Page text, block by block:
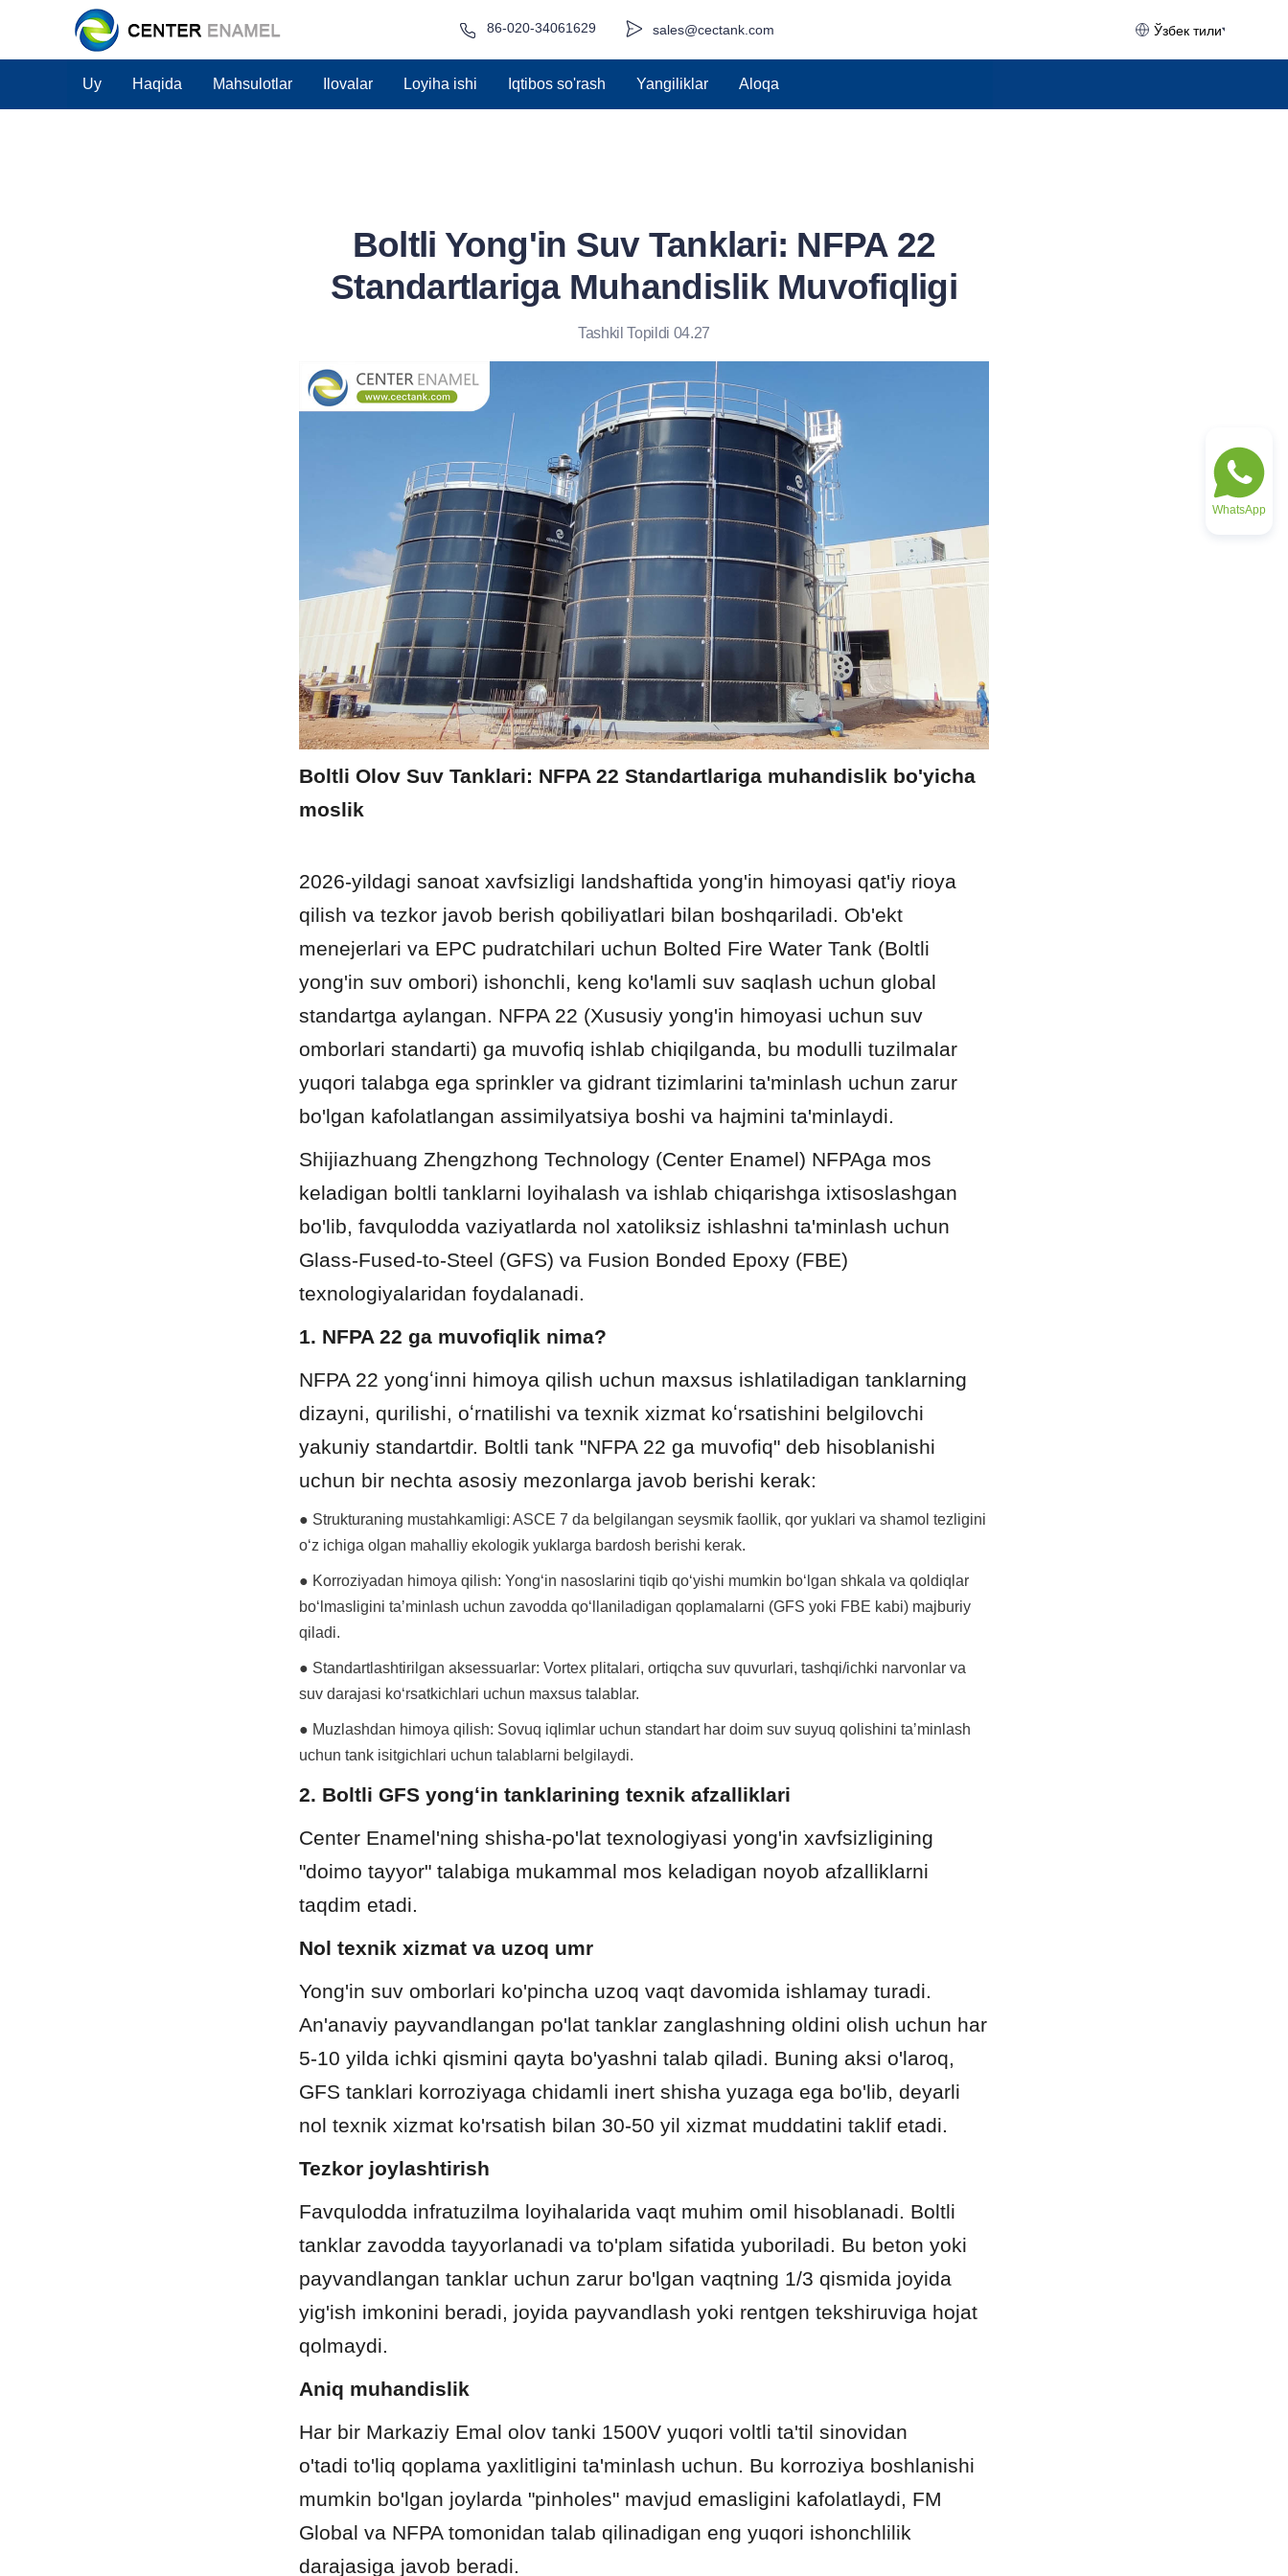
sales@cectank.com
86-020-34061629 Ўзбек тили
Uy Haqida Mahsulotlar Ilovalar Loyiha ishi Iqtibos so'rash Yangiliklar Aloqa
Boltli Yong'in Suv Tanklari: NFPA 22
Standartlariga Muhandislik Muvofiqligi
Tashkil Topildi 04.27
Boltli Olov Suv Tanklari: NFPA 22 Standartlariga muhandislik bo'yicha
moslik
2026-yildagi sanoat xavfsizligi landshaftida yong'in himoyasi qat'iy rioya
qilish va tezkor javob berish qobiliyatlari bilan boshqariladi. Ob'ekt
menejerlari va EPC pudratchilari uchun Bolted Fire Water Tank (Boltli
yong'in suv ombori) ishonchli, keng ko'lamli suv saqlash uchun global
standartga aylangan. NFPA 22 (Xususiy yong'in himoyasi uchun suv
omborlari standarti) ga muvofiq ishlab chiqilganda, bu modulli tuzilmalar
yuqori talabga ega sprinkler va gidrant tizimlarini ta'minlash uchun zarur
bo'lgan kafolatlangan assimilyatsiya boshi va hajmini ta'minlaydi.
Shijiazhuang Zhengzhong Technology (Center Enamel) NFPAga mos
keladigan boltli tanklarni loyihalash va ishlab chiqarishga ixtisoslashgan
bo'lib, favqulodda vaziyatlarda nol xatoliksiz ishlashni ta'minlash uchun
Glass-Fused-to-Steel (GFS) va Fusion Bonded Epoxy (FBE)
texnologiyalaridan foydalanadi.
1. NFPA 22 ga muvofiqlik nima?
NFPA 22 yongʻinni himoya qilish uchun maxsus ishlatiladigan tanklarning
dizayni, qurilishi, oʻrnatilishi va texnik xizmat koʻrsatishini belgilovchi
yakuniy standartdir. Boltli tank "NFPA 22 ga muvofiq" deb hisoblanishi
uchun bir nechta asosiy mezonlarga javob berishi kerak:
● Strukturaning mustahkamligi: ASCE 7 da belgilangan seysmik faollik, qor yuklari va shamol tezligini
oʻz ichiga olgan mahalliy ekologik yuklarga bardosh berishi kerak.
● Korroziyadan himoya qilish: Yongʻin nasoslarini tiqib qoʻyishi mumkin boʻlgan shkala va qoldiqlar
boʻlmasligini taʼminlash uchun zavodda qoʻllaniladigan qoplamalarni (GFS yoki FBE kabi) majburiy
qiladi.
● Standartlashtirilgan aksessuarlar: Vortex plitalari, ortiqcha suv quvurlari, tashqi/ichki narvonlar va
suv darajasi koʻrsatkichlari uchun maxsus talablar.
● Muzlashdan himoya qilish: Sovuq iqlimlar uchun standart har doim suv suyuq qolishini taʼminlash
uchun tank isitgichlari uchun talablarni belgilaydi.
2. Boltli GFS yongʻin tanklarining texnik afzalliklari
Center Enamel'ning shisha-po'lat texnologiyasi yong'in xavfsizligining
"doimo tayyor" talabiga mukammal mos keladigan noyob afzalliklarni
taqdim etadi.
Nol texnik xizmat va uzoq umr
Yong'in suv omborlari ko'pincha uzoq vaqt davomida ishlamay turadi.
An'anaviy payvandlangan po'lat tanklar zanglashning oldini olish uchun har
5-10 yilda ichki qismini qayta bo'yashni talab qiladi. Buning aksi o'laroq,
GFS tanklari korroziyaga chidamli inert shisha yuzaga ega bo'lib, deyarli
nol texnik xizmat ko'rsatish bilan 30-50 yil xizmat muddatini taklif etadi.
Tezkor joylashtirish
Favqulodda infratuzilma loyihalarida vaqt muhim omil hisoblanadi. Boltli
tanklar zavodda tayyorlanadi va to'plam sifatida yuboriladi. Bu beton yoki
payvandlangan tanklar uchun zarur bo'lgan vaqtning 1/3 qismida joyida
yig'ish imkonini beradi, joyida payvandlash yoki rentgen tekshiruviga hojat
qolmaydi.
Aniq muhandislik
Har bir Markaziy Emal olov tanki 1500V yuqori voltli ta'til sinovidan
o'tadi to'liq qoplama yaxlitligini ta'minlash uchun. Bu korroziya boshlanishi
mumkin bo'lgan joylarda "pinholes" mavjud emasligini kafolatlaydi, FM
Global va NFPA tomonidan talab qilinadigan eng yuqori ishonchlilik
darajasiga javob beradi.
WhatsApp